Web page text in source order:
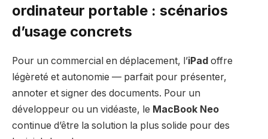
ordinateur portable : scénarios
d’usage concrets
Pour un commercial en déplacement, l’iPad offre
légèreté et autonomie — parfait pour présenter,
annoter et signer des documents. Pour un
développeur ou un vidéaste, le MacBook Neo
continue d’être la solution la plus solide pour des